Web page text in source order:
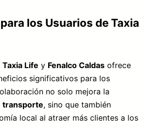
los Usuarios de Taxia
Taxia Life y Fenalco Caldas ofrece
significativos para los
no solo mejora la
transporte, sino que también
local al atraer más clientes a los